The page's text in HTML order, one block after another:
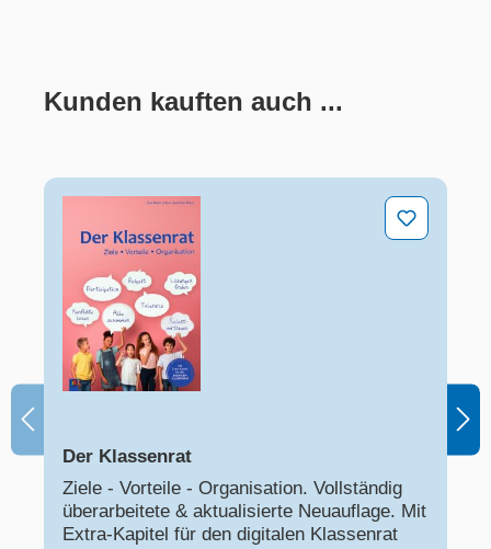
Produktgalerie überspringen
Kunden kauften auch ...
Der Klassenrat
Der Klassenrat
Ziele - Vorteile - Organisation. Vollständig
überarbeitete & aktualisierte Neuauflage. Mit
Extra-Kapitel für den digitalen Klassenrat